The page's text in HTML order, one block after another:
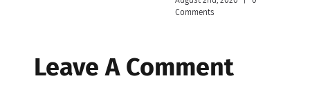
Comments
Leave A Comment